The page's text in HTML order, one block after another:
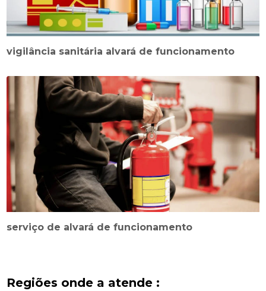
vigilância sanitária alvará de funcionamento
serviço de alvará de funcionamento
Regiões onde a atende :